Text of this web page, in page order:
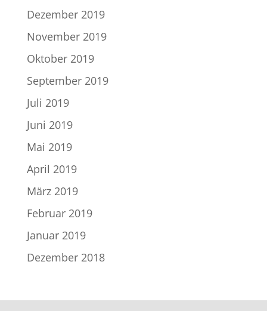
Dezember 2019
November 2019
Oktober 2019
September 2019
Juli 2019
Juni 2019
Mai 2019
April 2019
März 2019
Februar 2019
Januar 2019
Dezember 2018